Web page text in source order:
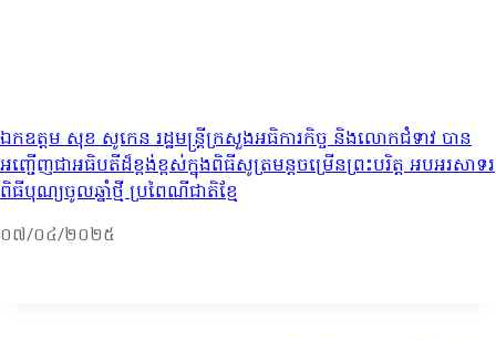
ឯកឧត្ដម សុខ សូកេន រដ្ឋមន្ត្រីក្រសួងអធិការកិច្ច និងលោកជំទាវ បាន
អញ្ជើញជាអធិបតីដ៏ខ្ពង់ខ្ពស់ក្នុងពិធីសូត្រមន្តចម្រើនព្រះបរិត្ត អបអរសាទរ
ពិធីបុណ្យចូលឆ្នាំថ្មី ប្រពៃណីជាតិខ្មែ
០៧/០៤/២០២៥